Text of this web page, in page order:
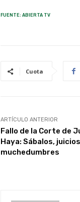
FUENTE: ABIERTA TV
Cuota
ARTÍCULO ANTERIOR
Fallo de la Corte de
Haya: Sábalos,
muchedumbres